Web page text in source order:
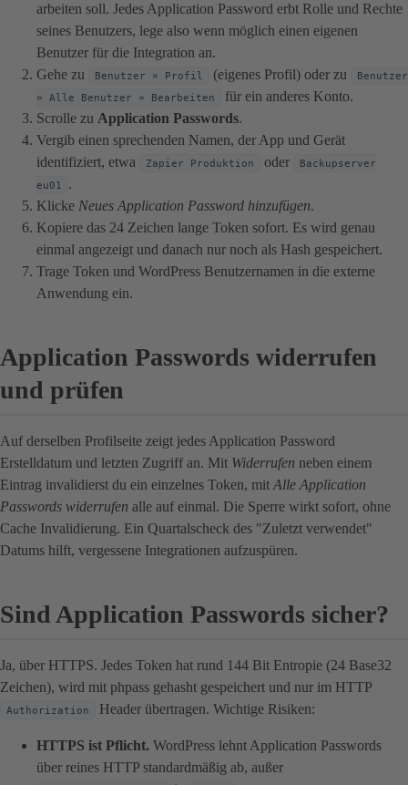
arbeiten soll. Jedes Application Password erbt Rolle und Rechte
seines Benutzers, lege also wenn möglich einen eigenen
Benutzer für die Integration an.
Gehe zu
Benutzer » Profil (eigenes Profil) oder zu
Benutzer
» Alle Benutzer » Bearbeiten
für ein anderes Konto.
Scrolle zu Application Passwords.
Vergib einen sprechenden Namen, der App und Gerät
identifiziert, etwa
Zapier Produktion oder
Backupserver
eu01
.
Klicke Neues Application Password hinzufügen.
Kopiere das 24 Zeichen lange Token sofort. Es wird genau
einmal angezeigt und danach nur noch als Hash gespeichert.
Trage Token und WordPress Benutzernamen in die externe
Anwendung ein.
Application Passwords widerrufen
und prüfen
Auf derselben Profilseite zeigt jedes Application Password
Erstelldatum und letzten Zugriff an. Mit Widerrufen neben einem
Eintrag invalidierst du ein einzelnes Token, mit Alle Application
Passwords widerrufen alle auf einmal. Die Sperre wirkt sofort, ohne
Cache Invalidierung. Ein Quartalscheck des "Zuletzt verwendet"
Datums hilft, vergessene Integrationen aufzuspüren.
Sind Application Passwords sicher?
Ja, über HTTPS. Jedes Token hat rund 144 Bit Entropie (24 Base32
Zeichen), wird mit phpass gehasht gespeichert und nur im HTTP
Authorization Header übertragen. Wichtige Risiken:
HTTPS ist Pflicht. WordPress lehnt Application Passwords
über reines HTTP standardmäßig ab, außer